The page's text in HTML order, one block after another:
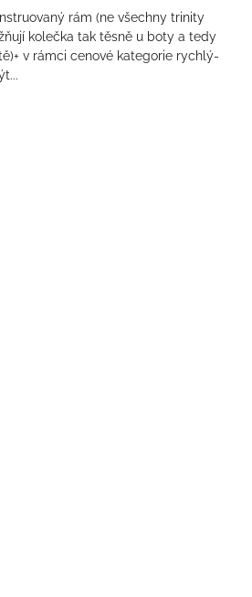
rám (ne všechny trinity
kolečka tak těsně u boty a tedy
v rámci cenové kategorie rychlý-